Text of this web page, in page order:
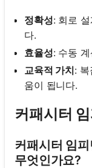
정확성: 회로
다.
효율성: 수동
교육적 가치:
움이 됩니다.
커패시터
커패시터 임
무엇인가요?